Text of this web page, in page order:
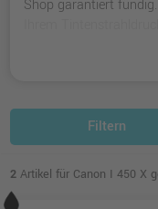
Shop garantiert
originalen
Filtern
2 Artikel für Canon I 450 X